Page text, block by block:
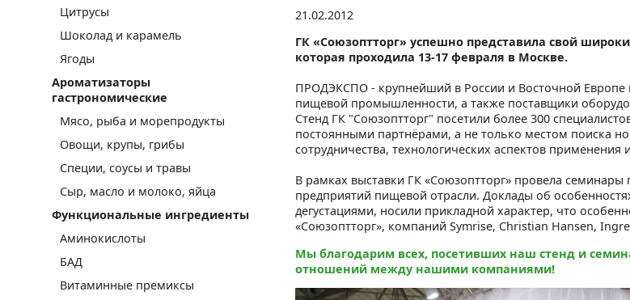
21.02.2012
ГК «Союзоптторг» успешно представила свой
которая проходила 13-17 февраля в Москве.
ПРОДЭКСПО - крупнейший в России и Восточной Европе
пищевой промышленности, а также поставщики
Стенд ГК "Союзоптторг" посетили более 300
постоянными партнёрами, а не только местом поиска
сотрудничества, технологических аспектов применения
В рамках выставки ГК «Союзоптторг» провела
предприятий пищевой отрасли. Доклады об
дегустациями, носили прикладной характер, что
«Союзоптторг», компаний Symrise, Christian Hansen,
Мы благодарим всех, посетивших наш стенд и
отношений между нашими компаниями!
Цитрусы
Шоколад и карамель
Ягоды
Ароматизаторы
гастрономические
Мясо, рыба и морепродукты
Овощи, крупы, грибы
Специи, соусы и травы
Сыр, масло и молоко, яйца
Функциональные ингредиенты
Аминокислоты
БАД
Витаминные премиксы